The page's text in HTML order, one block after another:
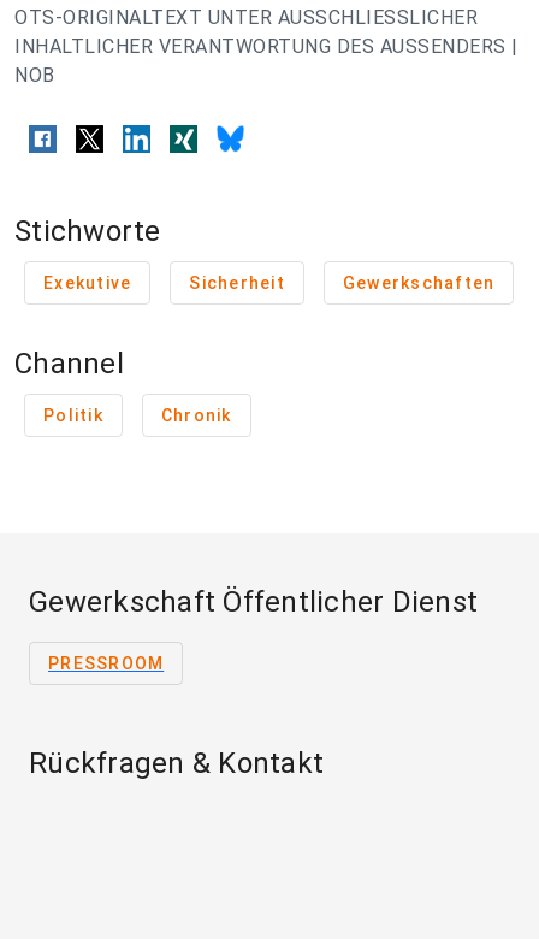
OTS-ORIGINALTEXT UNTER AUSSCHLIESSLICHER
INHALTLICHER VERANTWORTUNG DES AUSSENDERS |
NOB
Stichworte
Exekutive Sicherheit Gewerkschaften
Channel
Politik Chronik
Gewerkschaft Öffentlicher Dienst
PRESSROOM
Rückfragen & Kontakt